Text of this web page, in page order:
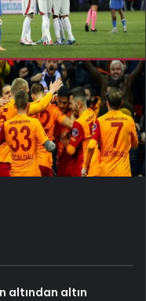
altından altın